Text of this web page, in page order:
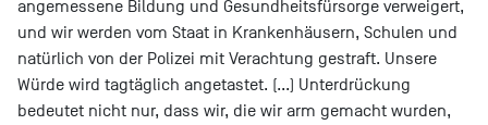
angemessene Bildung und Gesundheitsfürsorge verweigert,
und wir werden vom Staat in Krankenhäusern, Schulen und
natürlich von der Polizei mit Verachtung gestraft. Unsere
Würde wird tagtäglich angetastet. (...) Unterdrückung
bedeutet nicht nur, dass wir, die wir arm gemacht wurden,